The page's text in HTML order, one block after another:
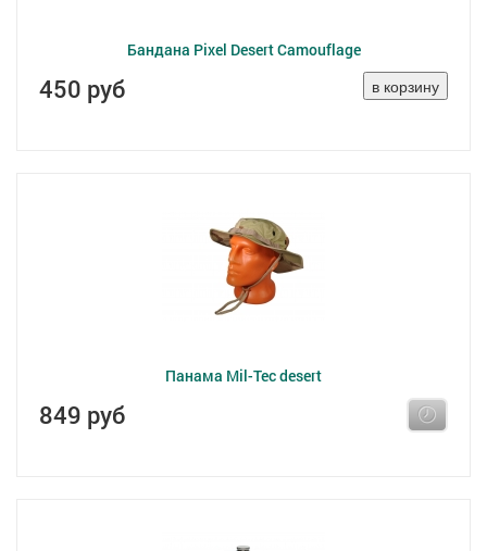
Бандана Pixel Desert Camouflage
450 руб
Панама Mil-Tec desert
849 руб